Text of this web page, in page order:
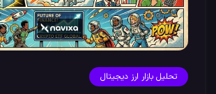
تحلیل بازار ارز دیجیتال